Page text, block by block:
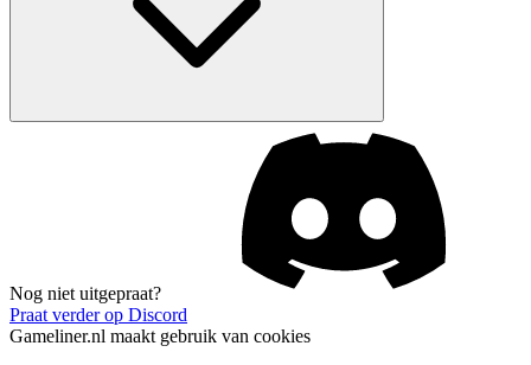
Nog niet uitgepraat?
Praat verder op Discord
Gameliner.nl maakt gebruik van cookies